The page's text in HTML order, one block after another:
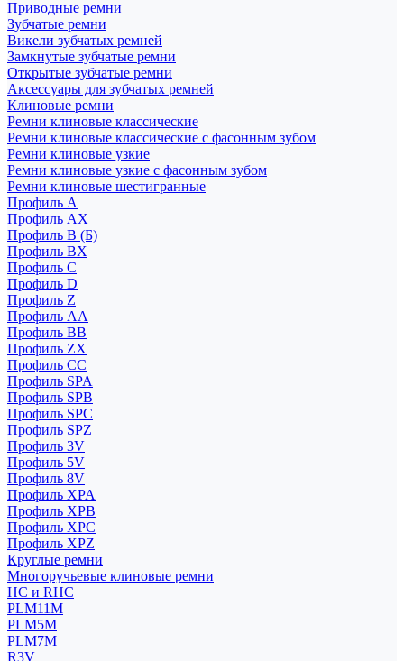
Приводные ремни
Зубчатые ремни
Викели зубчатых ремней
Замкнутые зубчатые ремни
Открытые зубчатые ремни
Аксессуары для зубчатых ремней
Клиновые ремни
Ремни клиновые классические
Ремни клиновые классические с фасонным зубом
Ремни клиновые узкие
Ремни клиновые узкие с фасонным зубом
Ремни клиновые шестигранные
Профиль A
Профиль AX
Профиль B (Б)
Профиль BX
Профиль C
Профиль D
Профиль Z
Профиль АА
Профиль BB
Профиль ZX
Профиль CC
Профиль SPA
Профиль SPB
Профиль SPC
Профиль SPZ
Профиль 3V
Профиль 5V
Профиль 8V
Профиль XPA
Профиль XPB
Профиль XPC
Профиль XPZ
Круглые ремни
Многоручьевые клиновые ремни
HC и RHC
PLM11M
PLM5M
PLM7M
R3V